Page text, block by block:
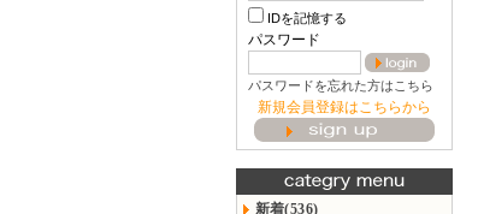
IDを記憶する
パスワード
パスワードを忘れた方はこちら
新規会員登録はこちらから
新着(536)